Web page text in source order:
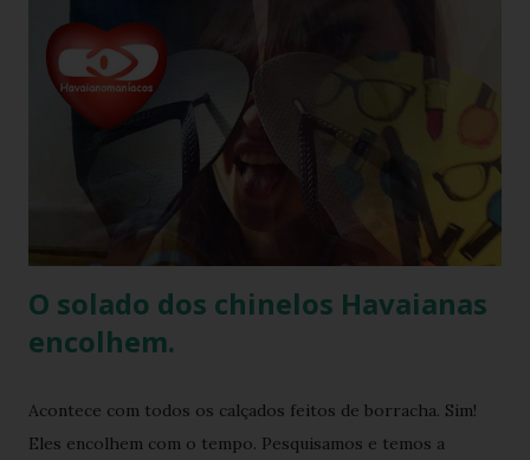
também oferece bolsas, mochilas e acessórios, solidificando
sua presença na moda e na cultura popular. A Havaianas tem
colaborado com diversas marcas e celebridades ao longo
dos anos, criando coleções limitadas e edições especiais de
seus produtos. Amplamente conhecida por seus esforços
de responsabilidade social e ambiental, a havaianas
implementa práticas sustentáveis em sua p...
O solado dos chinelos Havaianas
encolhem.
Acontece com todos os calçados feitos de borracha. Sim!
Eles encolhem com o tempo. Pesquisamos e temos a